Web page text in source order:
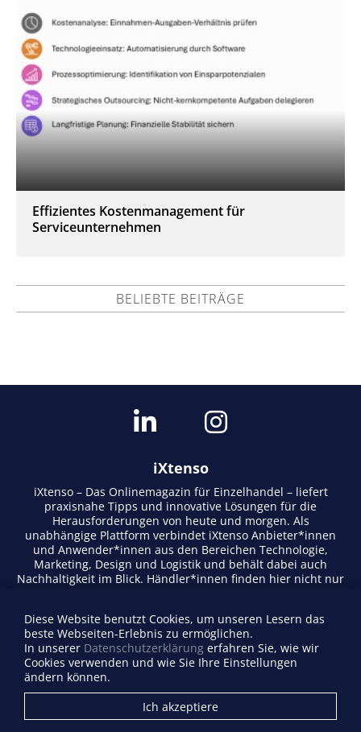
Effizientes Kostenmanagement für
Serviceunternehmen
BELIEBTE BEITRÄGE
iXtenso
iXtenso – Das Onlinemagazin für Einzelhandel – liefert
praxisnahe Tipps und innovative Lösungen für die
Herausforderungen von heute und morgen. Als
unabhängige Plattform verbindet iXtenso Anbieter*innen
und Anwender*innen aus den Bereichen Technologie,
Marketing, Design und Logistik und behält dabei auch
Nachhaltigkeit im Blick. Händler*innen finden hier nicht nur
lebendigen Schreibstil und relevantem Content fördert das
Magazin den Austausch innerhalb der Retail-Community.
Ob digitale Trends oder praktische Alltagstipps – iXtenso
macht Wissen für den Handel zugänglich.
Firma eintragen
Diese Website benutzt Cookies, um unseren Lesern das
beste Webseiten-Erlebnis zu ermöglichen.
In unserer Datenschutzerklärung erfahren Sie, wie wir
Cookies verwenden und wie Sie Ihre Einstellungen
ändern können.
Ich akzeptiere